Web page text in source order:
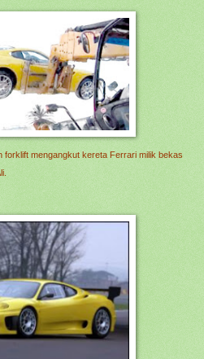
forklift mengangkut kereta Ferrari milik bekas